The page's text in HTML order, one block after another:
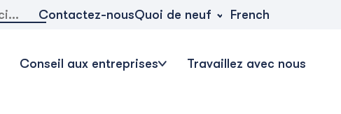
Contactez-nousQuoi de neuf French
Conseil aux entreprises Travaillez avec nous